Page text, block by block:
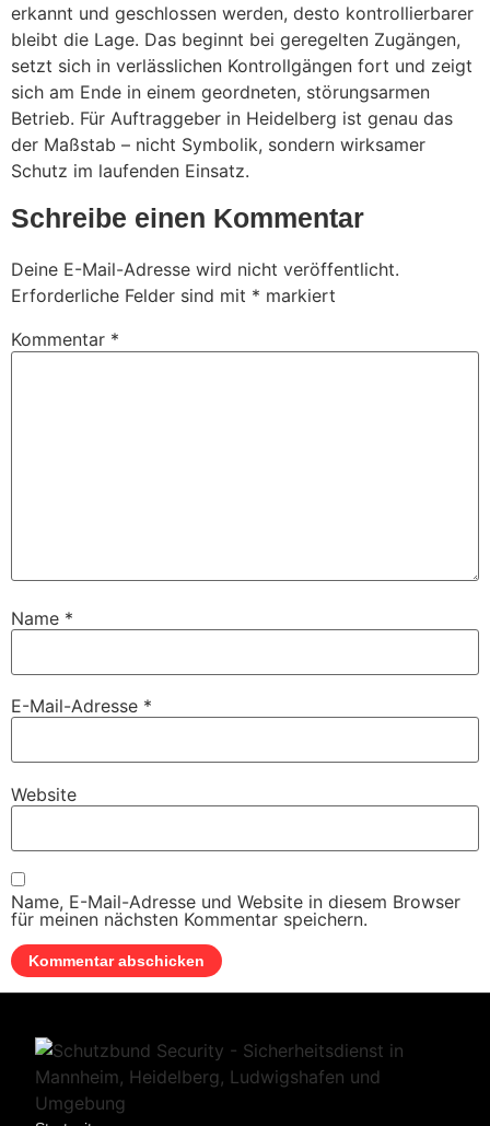
erkannt und geschlossen werden, desto kontrollierbarer
bleibt die Lage. Das beginnt bei geregelten Zugängen,
setzt sich in verlässlichen Kontrollgängen fort und zeigt
sich am Ende in einem geordneten, störungsarmen
Betrieb. Für Auftraggeber in Heidelberg ist genau das
der Maßstab – nicht Symbolik, sondern wirksamer
Schutz im laufenden Einsatz.
Schreibe einen Kommentar
Deine E-Mail-Adresse wird nicht veröffentlicht.
Erforderliche Felder sind mit * markiert
Kommentar *
Name *
E-Mail-Adresse *
Website
Name, E-Mail-Adresse und Website in diesem Browser
für meinen nächsten Kommentar speichern.